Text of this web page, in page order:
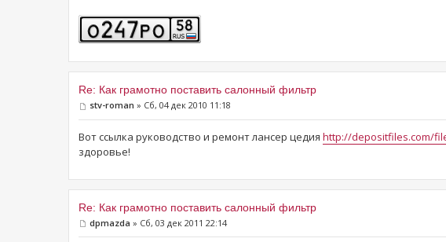
Re: Как грамотно поставить салонный фильтр
stv-roman » Сб, 04 дек 2010 11:18
Вот ссылка руководство и ремонт лансер цедия http://depositfiles.com/
здоровье!
Re: Как грамотно поставить салонный фильтр
dpmazda » Сб, 03 дек 2011 22:14